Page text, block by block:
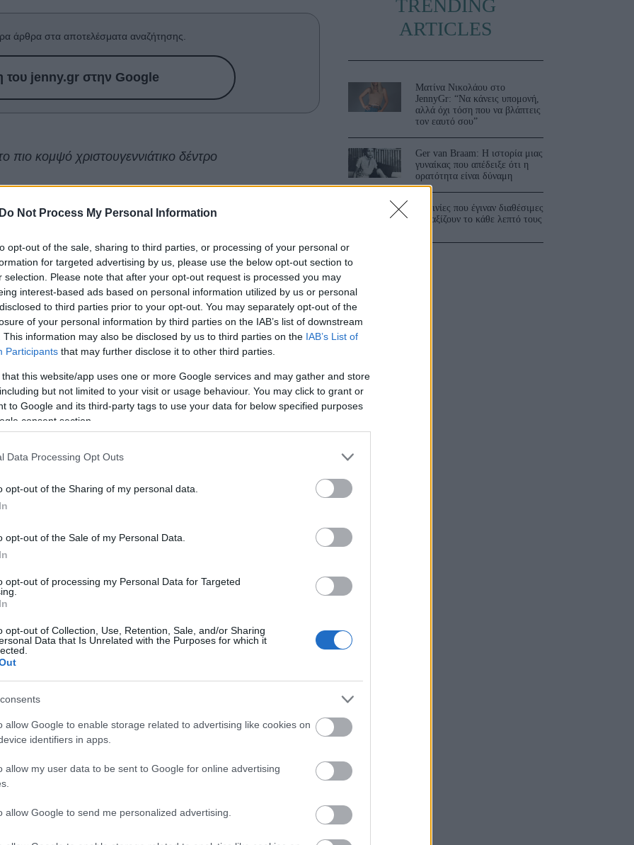
Do Not Process My Personal Information
opt-out of the sale, sharing to third parties, or processing of your personal or
for targeted advertising by us, please use the below opt-out section to
selection. Please note that after your opt-out request is processed you may
interest-based ads based on personal information utilized by us or personal
to third parties prior to your opt-out. You may separately opt-out of the
of your personal information by third parties on the IAB’s list of downstream
This information may also be disclosed by us to third parties on the IAB’s List of
Participants that may further disclose it to other third parties.
that this website/app uses one or more Google services and may gather and store
but not limited to your visit or usage behaviour. You may click to grant or
to Google and its third-party tags to use your data for below specified purposes
consent section.
Data Processing Opt Outs
opt-out of the Sharing of my personal data.
opt-out of the Sale of my Personal Data.
opt-out of processing my Personal Data for Targeted
opt-out of Collection, Use, Retention, Sale, and/or Sharing
Data that Is Unrelated with the Purposes for which it
allow Google to enable storage related to advertising like cookies on
identifiers in apps.
allow my user data to be sent to Google for online advertising
allow Google to send me personalized advertising.
άρθρα στα αποτελέσματα αναζήτησης.
του jenny.gr στην Google
πιο κομψό χριστουγεννιάτικο δέντρο
την υπερβολή, έχουν αυτά τα δύο χρώματα
ωστόσο, οι interior designers έχουν αρχίσει
«ήσυχη πολυτέλεια», με το καφέ, το χρυσό και
στην εορταστική
διακόσμηση
Γκουίνεθ Πάλτροουείναι ένα τέτοιο παράδειγμα. Σε
περασμένη χρονιά στο προφίλ της, η ηθοποιός μας
μπροστά από τα trends. Και το χριστουγεννιάτικο
απαραίτητη έμπνευση για το πώς να στολίσεις το
το εποχικό φάσμα των γήινων αποχρώσεων, η
έχει «ντύσει» τοδέντρο της με καφέ, χρυσές
ένανφιλόξενο
Πώς να ενσωματώσεις την πιο hot τάση
σεζόν στη χριστουγεννιάτικη διακόσμηση
πλούσια έμπνευση για τη δημιουργία ζεστών
μυριάδες
από τους σχεδιαστές για την ικανότητά της
χώρους με διαρκή
γοητεία
TRENDING
ARTICLES
Ματίνα Νικολάου στο
JennyGr: “Να κάνεις υπομονή,
αλλά όχι τόση που να βλάπτεις
τον εαυτό σου”
Ger van Braam: Η ιστορία μιας
γυναίκας που απέδειξε ότι η
ορατότητα είναι δύναμη
3 ταινίες που έγιναν διαθέσιμες
και αξίζουν το κάθε λεπτό τους